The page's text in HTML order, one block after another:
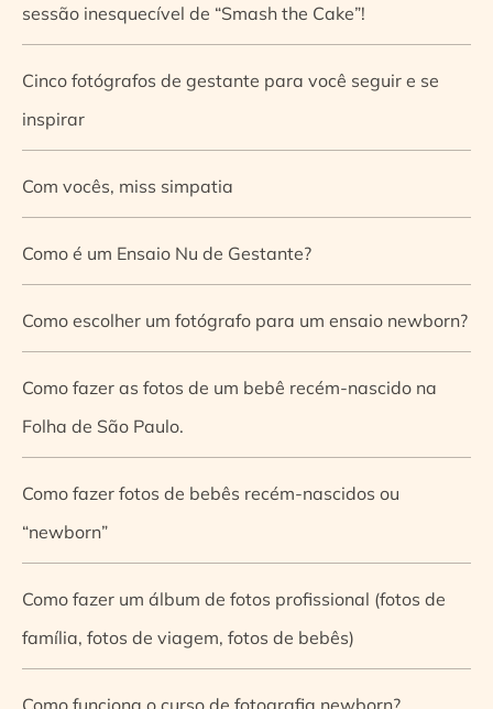
sessão inesquecível de “Smash the Cake”!
Cinco fotógrafos de gestante para você seguir e se
inspirar
Com vocês, miss simpatia
Como é um Ensaio Nu de Gestante?
Como escolher um fotógrafo para um ensaio newborn?
Como fazer as fotos de um bebê recém-nascido na
Folha de São Paulo.
Como fazer fotos de bebês recém-nascidos ou
“newborn”
Como fazer um álbum de fotos profissional (fotos de
família, fotos de viagem, fotos de bebês)
Como funciona o curso de fotografia newborn?